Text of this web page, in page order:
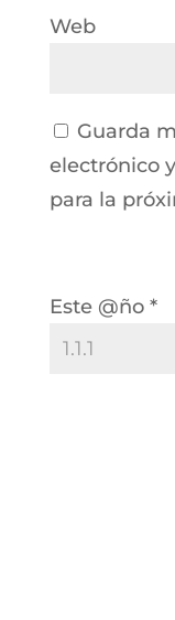
Web
Guarda
electrónico
para la
Este @ño *